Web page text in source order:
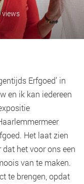
Erfgoed’ in
en ik kan iedereen
Het laat zien
het voor ons een
van te maken.
te brengen, opdat